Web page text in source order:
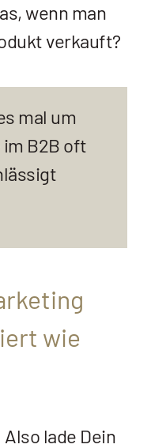
wenn man
verkauft?
mal um
B2B oft
wie
lade Dein